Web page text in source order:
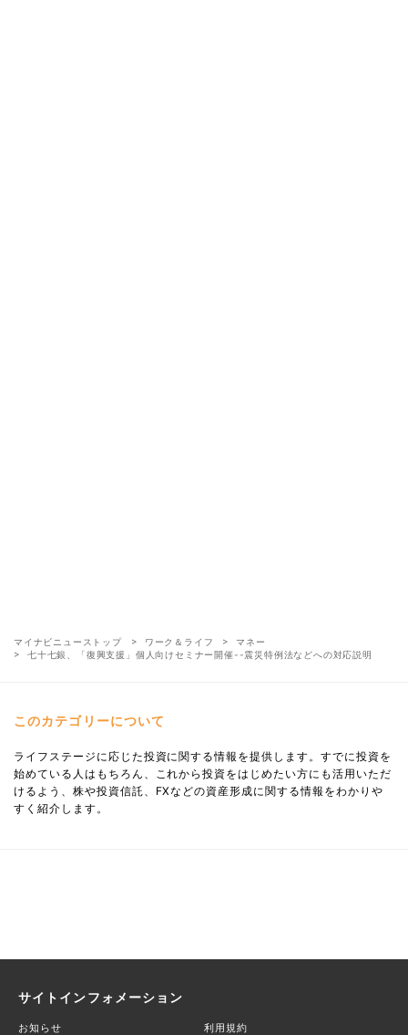
マイナビニューストップ ワーク＆ライフ
マネー
七十七銀、「復興支援」個人向けセミナー開催--震災特例法などへの対応説明
このカテゴリーについて
ライフステージに応じた投資に関する情報を提供します。すでに投資を
始めている人はもちろん、これから投資をはじめたい方にも活用いただ
けるよう、株や投資信託、FXなどの資産形成に関する情報をわかりや
すく紹介します。
サイトインフォメーション
お知らせ 利用規約